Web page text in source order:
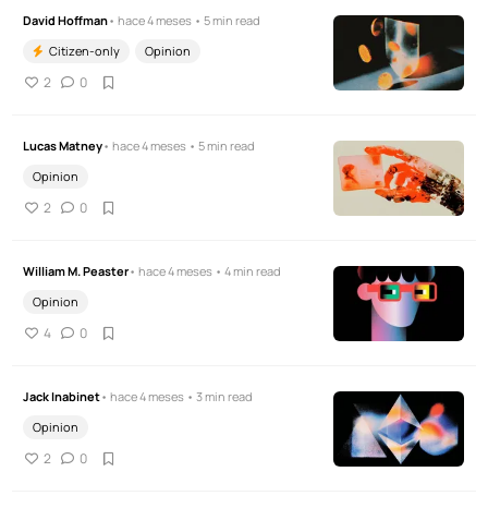
David Hoffman• hace 4 meses • 5 min read
Citizen-only
Opinion
2 0
Lucas Matney• hace 4 meses • 5 min read
Opinion
2 0
William M. Peaster• hace 4 meses • 4 min read
Opinion
4 0
Jack Inabinet• hace 4 meses • 3 min read
Opinion
2 0